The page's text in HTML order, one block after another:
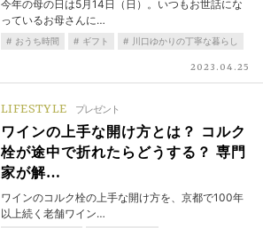
今年の母の日は5月14日（日）。いつもお世話にな
っているお母さんに…
おうち時間 ギフト 川口ゆかりの丁寧な暮らし
2023.04.25
LIFESTYLE プレゼント
ワインの上手な開け方とは？ コルク
栓が途中で折れたらどうする？ 専門
家が解…
ワインのコルク栓の上手な開け方を、京都で100年
以上続く老舗ワイン…